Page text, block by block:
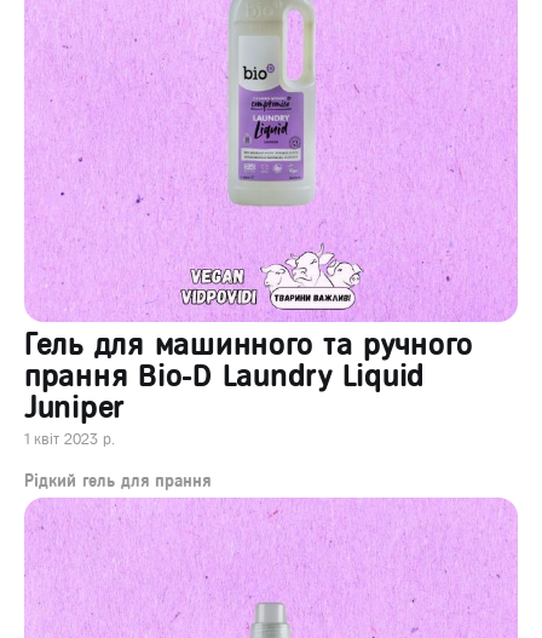
Гель для машинного та ручного
прання Bio-D Laundry Liquid
Juniper
1 квіт 2023 р.
Рідкий гель для прання